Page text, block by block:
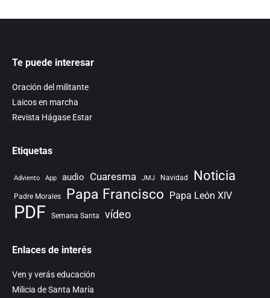
Te puede interesar
Oración del militante
Laicos en marcha
Revista Hágase Estar
Etiquetas
Adviento App audio Cuaresma JMJ Navidad Noticia
Padre Morales Papa Francisco Papa León XIV
PDF Semana Santa vídeo
Enlaces de interés
Ven y verás educación
Milicia de Santa María